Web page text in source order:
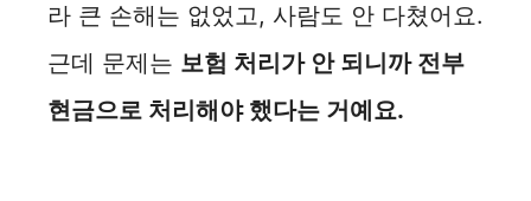
라 큰 손해는 없었고, 사람도 안 다쳤어요.
근데 문제는 보험 처리가 안 되니까 전부
현금으로 처리해야 했다는 거예요.